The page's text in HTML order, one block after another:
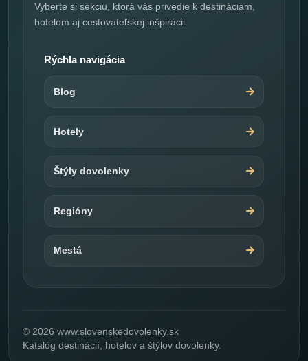
Vyberte si sekciu, ktorá vás privedie k destináciám,
hotelom aj cestovateľskej inšpirácii.
Rýchla navigácia
Blog
Hotely
Štýly dovolenky
Regióny
Mestá
© 2026 www.slovenskedovolenky.sk
Katalóg destinácií, hotelov a štýlov dovolenky.